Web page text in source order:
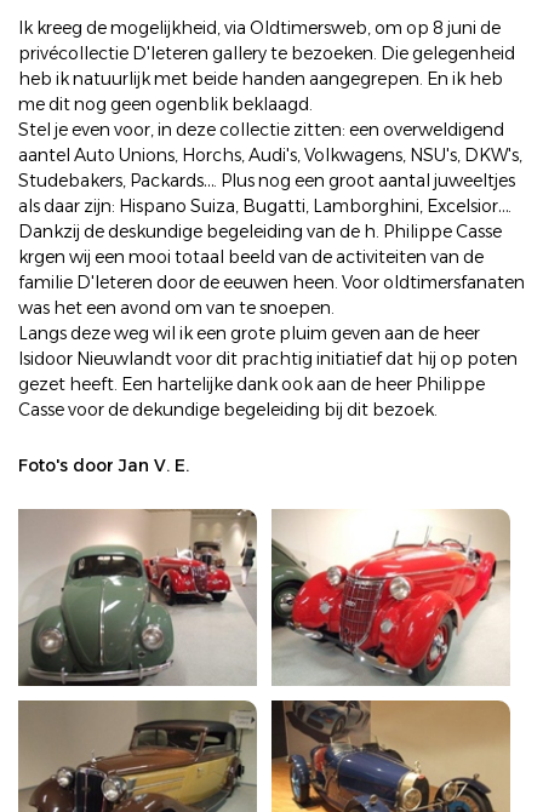
Ik kreeg de mogelijkheid, via Oldtimersweb, om op 8 juni de
privécollectie D'Ieteren gallery te bezoeken. Die gelegenheid
heb ik natuurlijk met beide handen aangegrepen. En ik heb
me dit nog geen ogenblik beklaagd.
Stel je even voor, in deze collectie zitten: een overweldigend
aantel Auto Unions, Horchs, Audi's, Volkwagens, NSU's, DKW's,
Studebakers, Packards…. Plus nog een groot aantal juweeltjes
als daar zijn: Hispano Suiza, Bugatti, Lamborghini, Excelsior….
Dankzij de deskundige begeleiding van de h. Philippe Casse
krgen wij een mooi totaal beeld van de activiteiten van de
familie D'Ieteren door de eeuwen heen. Voor oldtimersfanaten
was het een avond om van te snoepen.
Langs deze weg wil ik een grote pluim geven aan de heer
Isidoor Nieuwlandt voor dit prachtig initiatief dat hij op poten
gezet heeft. Een hartelijke dank ook aan de heer Philippe
Casse voor de dekundige begeleiding bij dit bezoek.
Foto's door Jan V. E.